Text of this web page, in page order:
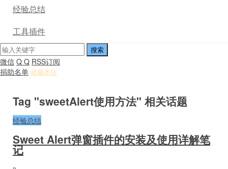
经验总结
工具插件
微信 Q Q RSS订阅
捐助名单 收藏本站
Tag "sweetAlert使用方法" 相关话题
经验总结
Sweet Alert弹窗插件的安装及使用详解笔
记